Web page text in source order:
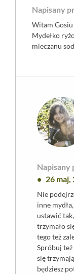
Napisany
Witam Gosiu
Mydełko
mleczanu
Napisany
26 maj,
Nie
inne
ustawić
trzymało
tego też
Spróbuj też
się
będziesz